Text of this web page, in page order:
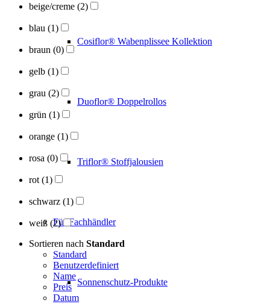
Cosiflor® Wabenplissee Kollektion
Duoflor® Doppelrollos
Triflor® Stoffjalousien
Für Fachhändler
Sonnenschutz-Produkte
beige/creme (2)
blau (1)
braun (0)
gelb (1)
grau (2)
grün (1)
orange (1)
rosa (0)
rot (1)
schwarz (1)
weiß (2)
Sortieren nach Standard
Standard
Benutzerdefiniert
Name
Preis
Datum